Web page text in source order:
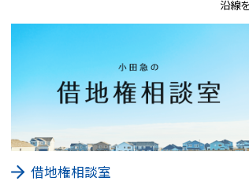
沿線
借地権相談室